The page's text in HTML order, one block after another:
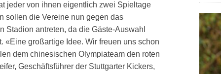
jeder von ihnen eigentlich zwei Spieltage
sollen die Vereine nun gegen das
Stadion antreten, da die Gäste-Auswahl
«Eine großartige Idee. Wir freuen uns schon
dem chinesischen Olympiateam den roten
Geschäftsführer der Stuttgarter Kickers,